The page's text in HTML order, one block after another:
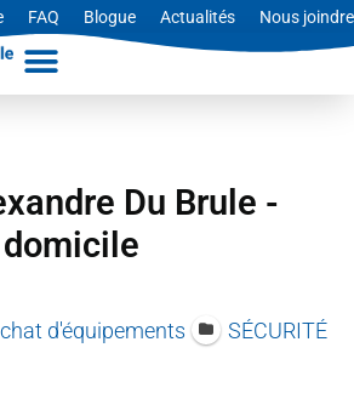
FAQ Blogue Actualités Nous joindre
Du Brule -
d'équipements
SÉCURITÉ